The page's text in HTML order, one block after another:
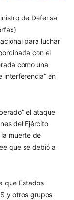
de Defensa
para luchar
con el
como una
interferencia” en
el ataque
del Ejército
muerte de
que se debió a
que Estados
y otros grupos